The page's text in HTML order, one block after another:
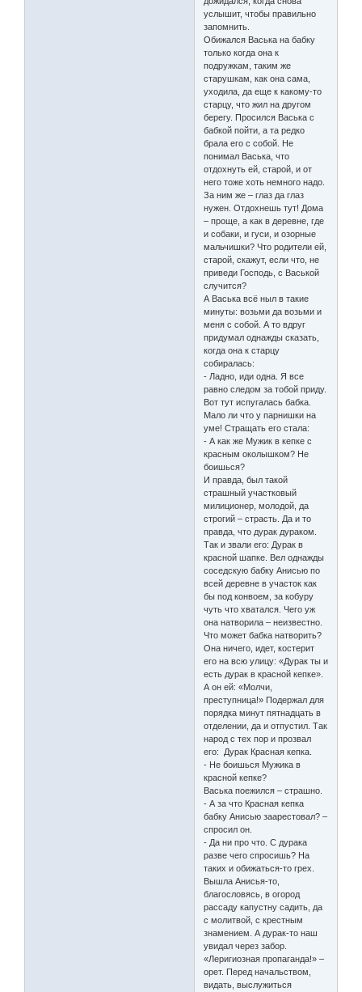
услышит, чтобы правильно
запомнить.
Обижался Васька на бабку
только когда она к
подружкам, таким же
старушкам, как она сама,
уходила, да еще к какому-то
старцу, что жил на другом
берегу. Просился Васька с
бабкой пойти, а та редко
брала его с собой. Не
понимал Васька, что
отдохнуть ей, старой, и от
него тоже хоть немного надо.
За ним же – глаз да глаз
нужен. Отдохнешь тут! Дома
– проще, а как в деревне, где
и собаки, и гуси, и озорные
мальчишки? Что родители ей,
старой, скажут, если что, не
приведи Господь, с Васькой
случится?
А Васька всё ныл в такие
минуты: возьми да возьми и
меня с собой. А то вдруг
придумал однажды сказать,
когда она к старцу
собиралась:
- Ладно, иди одна. Я все
равно следом за тобой приду.
Вот тут испугалась бабка.
Мало ли что у парнишки на
уме! Стращать его стала:
- А как же Мужик в кепке с
красным околышком? Не
боишься?
И правда, был такой
страшный участковый
милиционер, молодой, да
строгий – страсть. Да и то
правда, что дурак дураком.
Так и звали его: Дурак в
красной шапке. Вел однажды
соседскую бабку Анисью по
всей деревне в участок как
бы под конвоем, за кобуру
чуть что хватался. Чего уж
она натворила – неизвестно.
Что может бабка натворить?
Она ничего, идет, костерит
его на всю улицу: «Дурак ты и
есть дурак в красной кепке».
А он ей: «Молчи,
преступница!» Подержал для
порядка минут пятнадцать в
отделении, да и отпустил. Так
народ с тех пор и прозвал
его: Дурак Красная кепка.
- Не боишься Мужика в
красной кепке?
Васька поежился – страшно.
- А за что Красная кепка
бабку Анисью заарестовал? –
спросил он.
- Да ни про что. С дурака
разве чего спросишь? На
таких и обижаться-то грех.
Вышла Анисья-то,
благословясь, в огород
рассаду капустну садить, да
с молитвой, с крестным
знамением. А дурак-то наш
увидал через забор.
«Леригиозная пропаганда!» –
орет. Перед начальством,
видать, выслужиться